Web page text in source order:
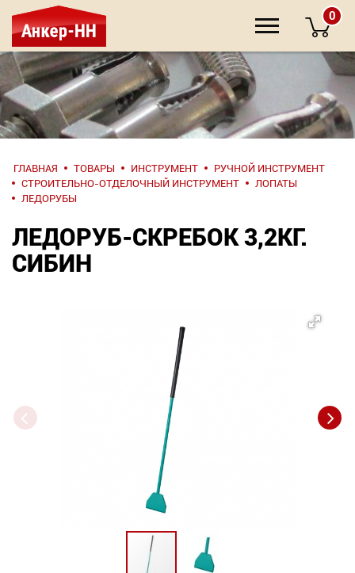
НАПИШИТЕ
НАМ
Крепеж
Документация
0
ГЛАВНАЯ ТОВАРЫ ИНСТРУМЕНТ
РУЧНОЙ ИНСТРУМЕНТ
СТРОИТЕЛЬНО-ОТДЕЛОЧНЫЙ ИНСТРУМЕНТ
ЛОПАТЫ
ЛЕДОРУБЫ
ЛЕДОРУБ-СКРЕБОК 3,2КГ.
СИБИН